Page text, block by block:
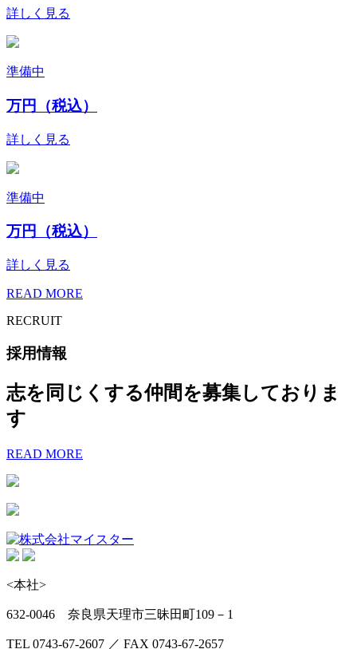
詳しく見る
準備中
万円（税込）
詳しく見る
準備中
万円（税込）
詳しく見る
READ MORE
RECRUIT
採用情報
志を同じくする仲間を募集しておりま
す
READ MORE
<本社>
632-0046 奈良県天理市三昧田町109－1
TEL 0743-67-2607 ／ FAX 0743-67-2657